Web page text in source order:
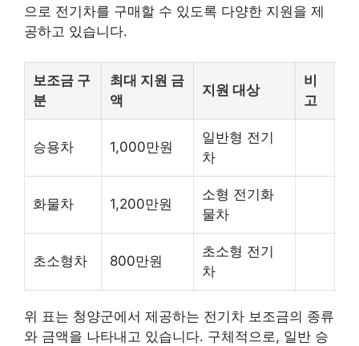
으로 전기차를 구매할 수 있도록 다양한 지원을 제
공하고 있습니다.
보조금 구
분
최대 지원 금
액
지원 대상
비
고
승용차 1,000만원
일반형 전기
차
화물차 1,200만원
소형 전기화
물차
초소형차 800만원
초소형 전기
차
위 표는 청양군에서 제공하는 전기차 보조금의 종류
와 금액을 나타내고 있습니다. 구체적으로, 일반 승